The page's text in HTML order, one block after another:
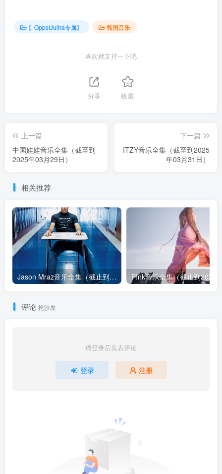
〖OppsUultra专属〗 韩国音乐
喜欢就支持一下吧
分享 收藏
上一篇
中国娃娃音乐全集（截至到
2025年03月29日）
下一篇
ITZY音乐全集（截至到2025
年03月31日）
相关推荐
Jason Mraz音乐全集（截止到2026年08月04日）
评论 抢沙发
请登录后发表评论
登录 注册